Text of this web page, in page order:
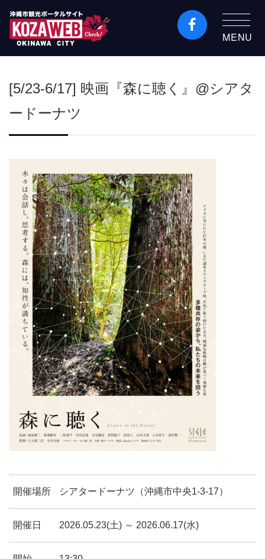
沖縄市観光ポータルコ
縄市コザの表も裏も楽
MENU
[5/23-6/17] 映画『森に聴く』@シアタ
ードーナツ
開催場所 シアタードーナツ（沖縄市中央1-3-17）
開催日 2026.05.23(土) ～ 2026.06.17(水)